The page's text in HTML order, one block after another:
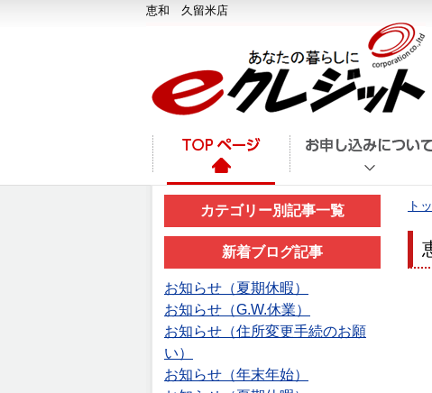
恵和 久留米店
カテゴリー別記事一覧
新着ブログ記事
お知らせ（夏期休暇）
お知らせ（G.W.休業）
お知らせ（住所変更手続のお願
い）
お知らせ（年末年始）
ト